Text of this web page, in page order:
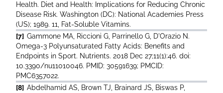
Health. Diet and Health: Implications for Reducing Chronic
Disease Risk. Washington (DC): National Academies Press
(US); 1989. 11, Fat-Soluble Vitamins.
[7] Gammone MA, Riccioni G, Parrinello G, D'Orazio N.
Omega-3 Polyunsaturated Fatty Acids: Benefits and
Endpoints in Sport. Nutrients. 2018 Dec 27;11(1):46. doi:
10.3390/nu11010046. PMID: 30591639; PMCID:
PMC6357022.
[8] Abdelhamid AS, Brown TJ, Brainard JS, Biswas P,